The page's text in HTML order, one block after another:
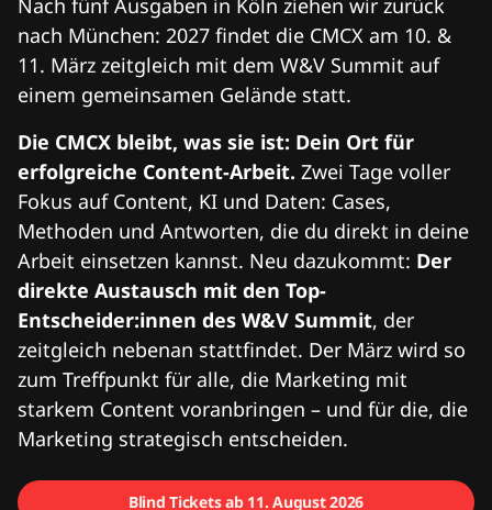
nach München: 2027 findet die CMCX am 10. &
11. März zeitgleich mit dem W&V Summit auf
einem gemeinsamen Gelände statt.
Die CMCX bleibt, was sie ist: Dein Ort für
erfolgreiche Content-Arbeit. Zwei Tage voller
Fokus auf Content, KI und Daten: Cases,
Methoden und Antworten, die du direkt in deine
Arbeit einsetzen kannst. Neu dazukommt: Der
direkte Austausch mit den Top-
Entscheider:innen des W&V Summit, der
zeitgleich nebenan stattfindet. Der März wird so
zum Treffpunkt für alle, die Marketing mit
starkem Content voranbringen – und für die, die
Marketing strategisch entscheiden.
Blind Tickets ab 11. August 2026